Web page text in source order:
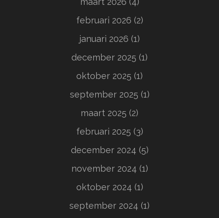
februari 2026 (2)
januari 2026 (1)
december 2025 (1)
oktober 2025 (1)
september 2025 (1)
maart 2025 (2)
februari 2025 (3)
december 2024 (5)
november 2024 (1)
oktober 2024 (1)
september 2024 (1)